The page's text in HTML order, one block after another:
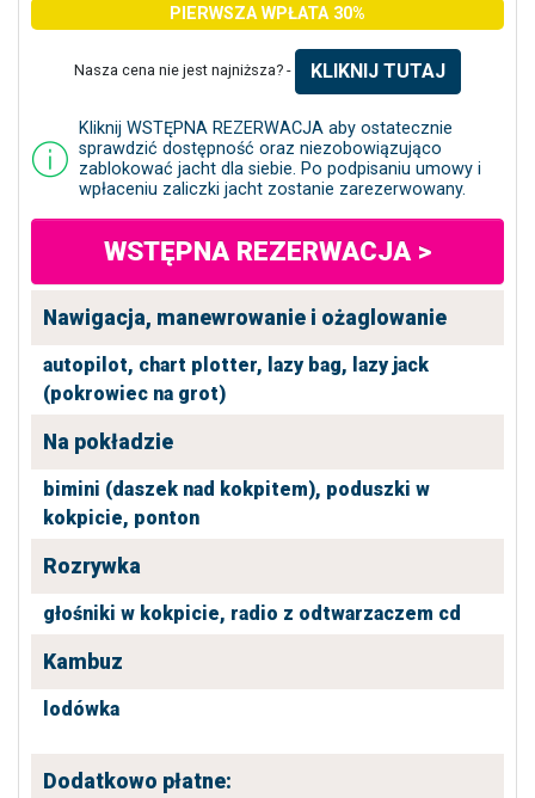
PIERWSZA WPŁATA 30%
Nasza cena nie jest najniższa? - KLIKNIJ TUTAJ
Kliknij WSTĘPNA REZERWACJA aby ostatecznie
sprawdzić dostępność oraz niezobowiązująco
zablokować jacht dla siebie. Po podpisaniu umowy i
wpłaceniu zaliczki jacht zostanie zarezerwowany.
WSTĘPNA REZERWACJA >
Nawigacja, manewrowanie i ożaglowanie
autopilot, chart plotter, lazy bag, lazy jack
(pokrowiec na grot)
Na pokładzie
bimini (daszek nad kokpitem), poduszki w
kokpicie, ponton
Rozrywka
głośniki w kokpicie, radio z odtwarzaczem cd
Kambuz
lodówka
Dodatkowo płatne: